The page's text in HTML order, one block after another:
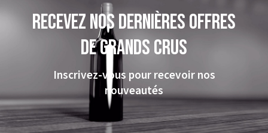
Recevez nos dernières offres
de grands crus
Inscrivez-vous pour recevoir nos
nouveautés